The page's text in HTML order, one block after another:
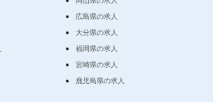
広島県の求人
大分県の求人
福岡県の求人
宮崎県の求人
鹿児島県の求人